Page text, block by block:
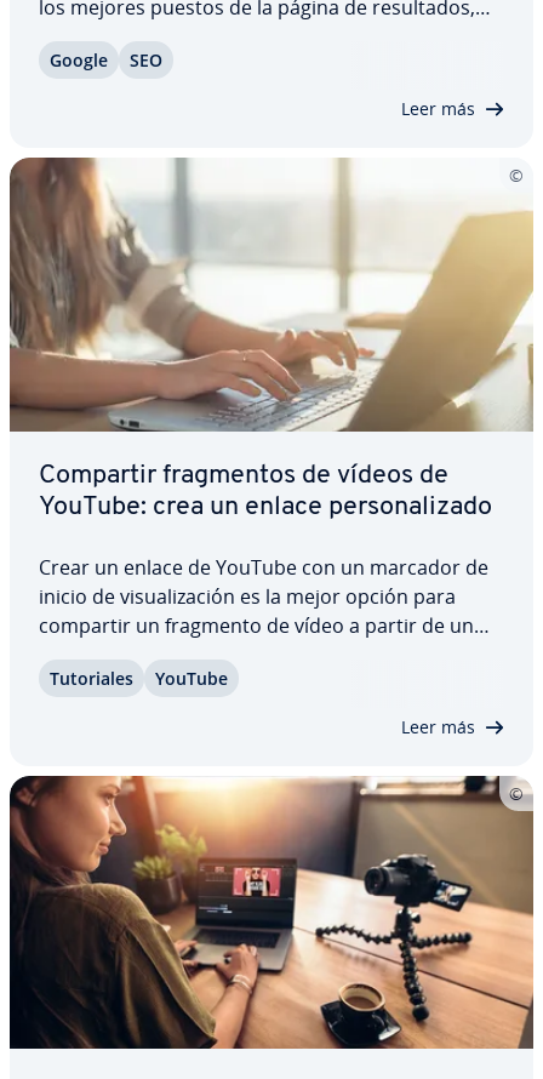
los mejores puestos de la página de re­su­l­ta­dos,
página, en primer lugar, para el cliente o el
Google SEO
Leer más
Compartir fra­g­me­n­tos de vídeos de
YouTube: crea un enlace pe­r­so­na­li­za­do
Crear un enlace de YouTube con un marcador de
inicio de vi­sua­li­za­ción es la mejor opción para
compartir un fragmento de vídeo a partir de un
n­te con los vídeos largos, de que el receptor vea
Tu­to­ria­les YouTube
Leer más